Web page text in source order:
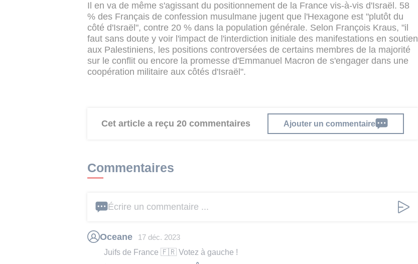
Il en va de même s'agissant du positionnement de la France vis-à-vis d'Israël. 58
% des Français de confession musulmane jugent que l'Hexagone est "plutôt du
côté d'Israël", contre 20 % dans la population générale. Selon François Kraus, "il
faut sans doute y voir l'impact de l'interdiction initiale des manifestations en soutien
aux Palestiniens, les positions controversées de certains membres de la majorité
sur le conflit ou encore la promesse d'Emmanuel Macron de s'engager dans une
coopération militaire aux côtés d'Israël".
Cet article a reçu 20 commentaires Ajouter un commentaire
Commentaires
Écrire un commentaire ...
Oceane 17 déc. 2023
Juifs de France 🇫🇷 Votez à gauche !